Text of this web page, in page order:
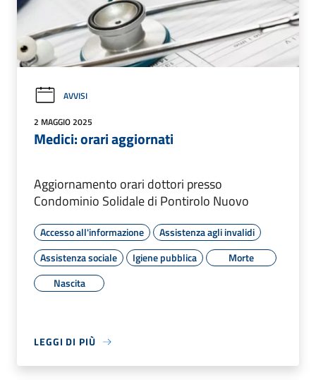
AVVISI
2 MAGGIO 2025
Medici: orari aggiornati
Aggiornamento orari dottori presso
Condominio Solidale di Pontirolo Nuovo
Accesso all'informazione
Assistenza agli invalidi
Assistenza sociale
Igiene pubblica
Morte
Nascita
LEGGI DI PIÙ